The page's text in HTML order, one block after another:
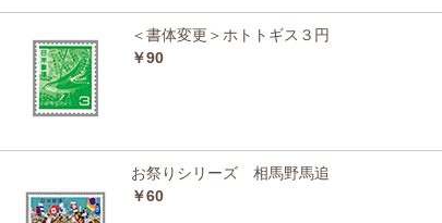
＜書体変更＞ホトトギス３円
￥90
お祭りシリーズ 相馬野馬追
￥60